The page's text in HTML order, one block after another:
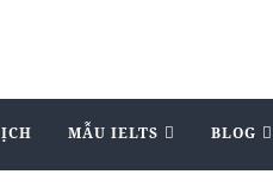
MẪU IELTS BLOG